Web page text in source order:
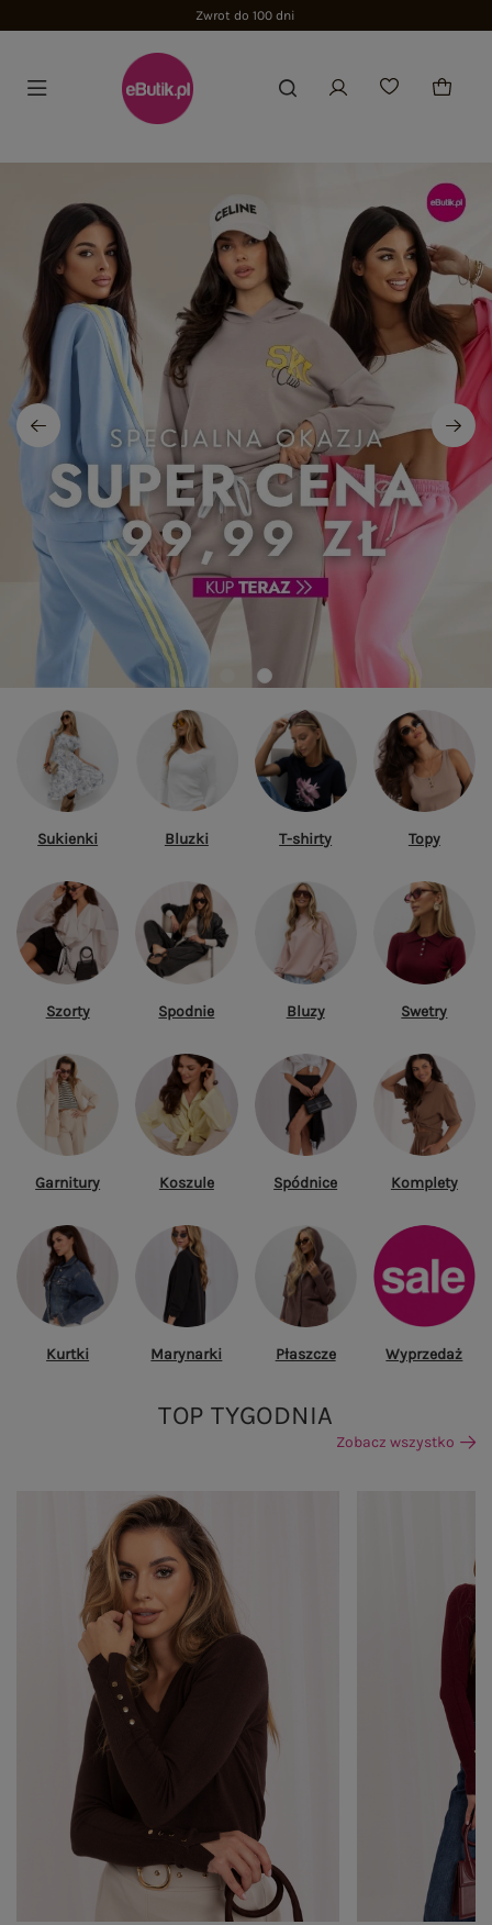
Zwrot do 100 dni
Sukienki Bluzki T-shirty Topy
Szorty Spodnie Bluzy Swetry
Garnitury Koszule Spódnice Komplety
Kurtki Marynarki Płaszcze Wyprzedaż
TOP TYGODNIA
Zobacz wszystko